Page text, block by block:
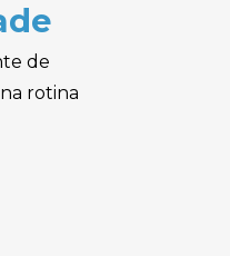
de
rotina